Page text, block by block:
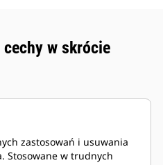
w skrócie
zastosowań i usuwania
Stosowane w trudnych